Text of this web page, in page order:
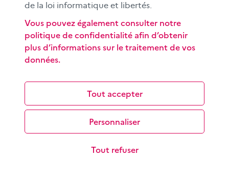
Rechercher une information sur internet
Les objectifs de cette séquence pédagogique à
destination des élèves du cycle 3 sont de découvrir le
fonctionnement d’un moteur de…
de la loi informatique et libertés.
Tout accepter
Tout refuser
Personnaliser
Vous pouvez également consulter notre
politique de confidentialité afin d’obtenir
plus d’informations sur le traitement de vos
données.